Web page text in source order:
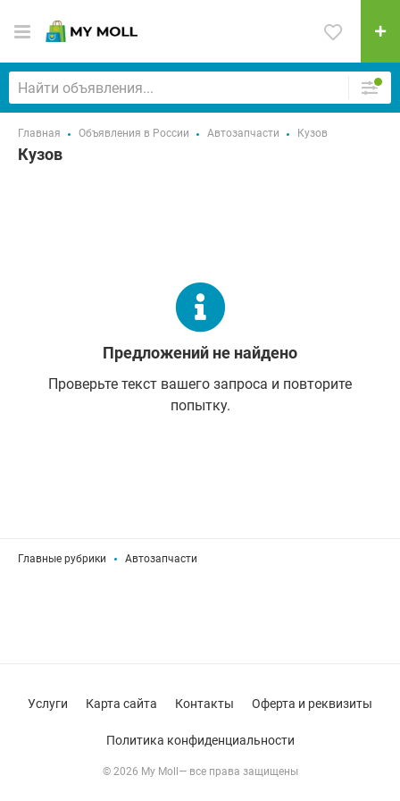
Главная Объявления в России Автозапчасти Кузов
Кузов
Предложений не найдено
Проверьте текст вашего запроса и повторите
попытку.
Главные рубрики Автозапчасти
© 2026 My Moll— все права защищены
Услуги Карта сайта Контакты Оферта и реквизиты
Политика конфиденциальности